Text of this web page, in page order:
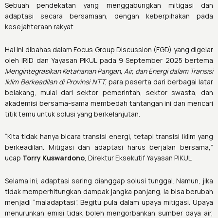
Sebuah pendekatan yang menggabungkan mitigasi dan
adaptasi secara bersamaan, dengan keberpihakan pada
kesejahteraan rakyat.
Hal ini dibahas dalam Focus Group Discussion (FGD) yang digelar
oleh IRID dan Yayasan PIKUL pada 9 September 2025 bertema
Mengintegrasikan Ketahanan Pangan, Air, dan Energi dalam Transisi
Iklim Berkeadilan di Provinsi NTT, para peserta dari berbagai latar
belakang, mulai dari sektor pemerintah, sektor swasta, dan
akademisi bersama-sama membedah tantangan ini dan mencari
titik temu untuk solusi yang berkelanjutan.
“Kita tidak hanya bicara transisi energi, tetapi transisi iklim yang
berkeadilan. Mitigasi dan adaptasi harus berjalan bersama,”
ucap Torry Kuswardono, Direktur Eksekutif Yayasan PIKUL
Selama ini, adaptasi sering dianggap solusi tunggal. Namun, jika
tidak memperhitungkan dampak jangka panjang, ia bisa berubah
menjadi “maladaptasi”. Begitu pula dalam upaya mitigasi. Upaya
menurunkan emisi tidak boleh mengorbankan sumber daya air,